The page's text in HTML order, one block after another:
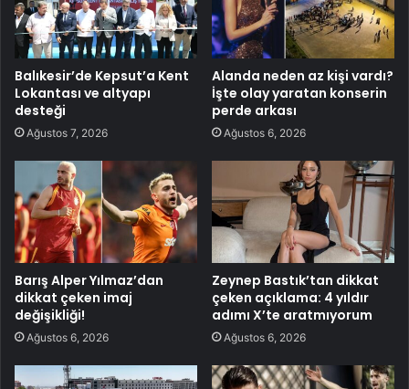
Balıkesir’de Kepsut’a Kent
Lokantası ve altyapı
desteği
Ağustos 7, 2026
Alanda neden az kişi vardı?
İşte olay yaratan konserin
perde arkası
Ağustos 6, 2026
Barış Alper Yılmaz’dan
dikkat çeken imaj
değişikliği!
Ağustos 6, 2026
Zeynep Bastık’tan dikkat
çeken açıklama: 4 yıldır
adımı X’te aratmıyorum
Ağustos 6, 2026